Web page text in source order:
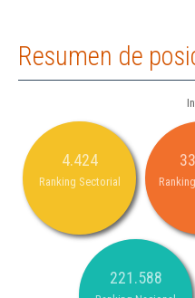
Resumen de
4.424
Ranking Sectorial
221.588